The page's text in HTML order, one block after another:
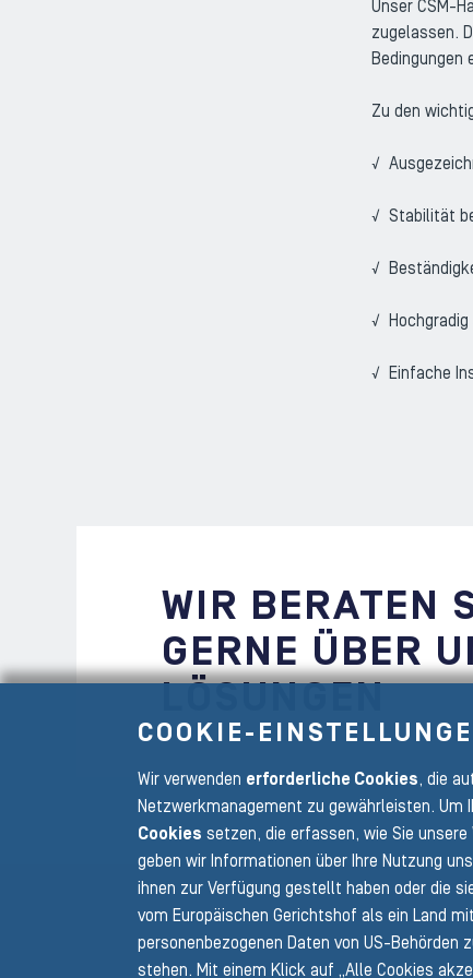
Unser CSM-
zugelassen.
Zu den
√
√ Stabilität
√
√ Hochgradig
√ Einfache
WIR BERATEN
GERNE ÜBER
LÖSUNGEN
Zurück zur Hauptnavigation
COOKIE-
Wir verwenden erforderliche Cookies, die
Netzwerkmanagement zu gewährleisten.
Cookies setzen, die erfassen, wie Sie
geben wir Informationen über Ihre Nutzung
ihnen zur Verfügung gestellt haben oder die
vom Europäischen Gerichtshof als ein Land
personenbezogenen Daten von US-
stehen. Mit einem Klick auf „Alle Cookies